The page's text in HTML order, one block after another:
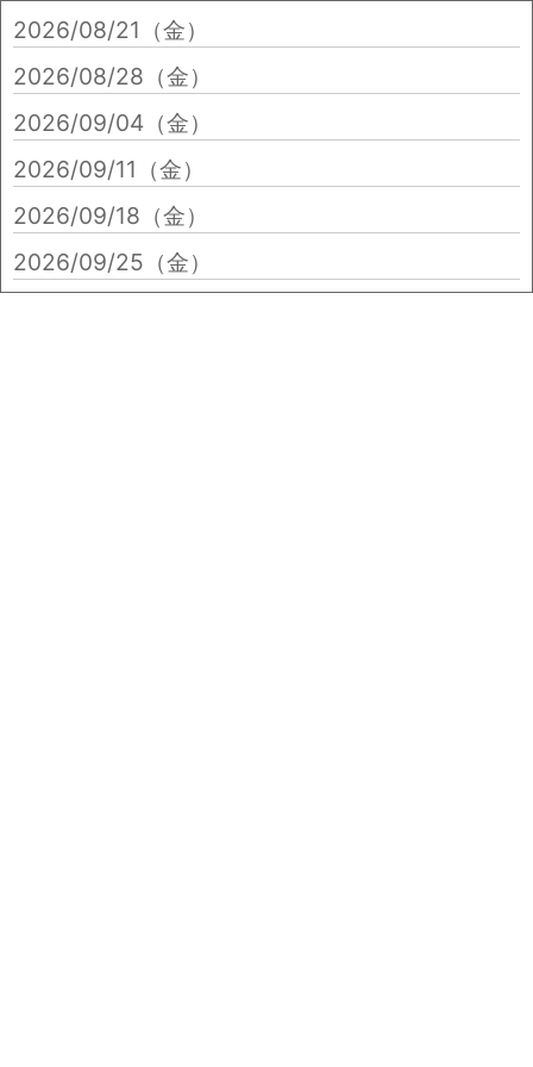
2026/08/21（金）
2026/08/28（金）
2026/09/04（金）
2026/09/11（金）
2026/09/18（金）
2026/09/25（金）